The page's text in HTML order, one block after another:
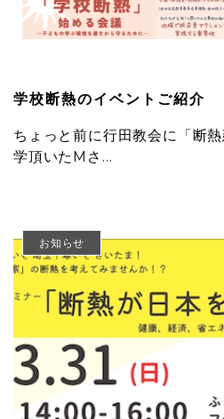
学校断熱のイベントご紹介
ちょっと前に行田教会に「断
学頂いたMさ…
お知らせ